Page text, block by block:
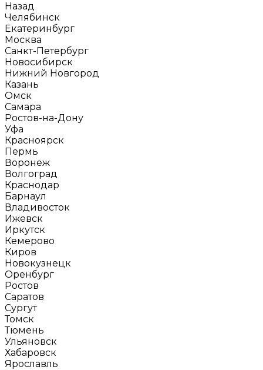
Назад
Челябинск
Екатеринбург
Москва
Санкт-Петербург
Новосибирск
Нижний Новгород
Казань
Омск
Самара
Ростов-на-Дону
Уфа
Красноярск
Пермь
Воронеж
Волгоград
Краснодар
Барнаул
Владивосток
Ижевск
Иркутск
Кемерово
Киров
Новокузнецк
Оренбург
Ростов
Саратов
Сургут
Томск
Тюмень
Ульяновск
Хабаровск
Ярославль